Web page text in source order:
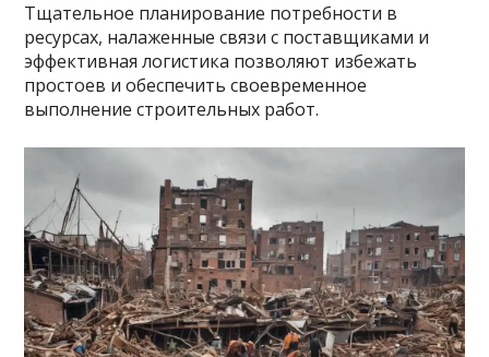
Тщательное планирование потребности в
ресурсах, налаженные связи с поставщиками и
эффективная логистика позволяют избежать
простоев и обеспечить своевременное
выполнение строительных работ.